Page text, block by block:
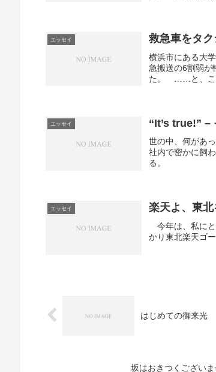
エッセイ 救急車をタ
横浜市にある大
急搬送の6割弱
た。 ……と、こ
エッセイ “It’s true!” –
世の中、何があ
社内で密かに飼
る。
エッセイ 楽天よ、東
今年は、私にと
かり東北楽天ゴ
はじめての御来光
坂はおきつくござい